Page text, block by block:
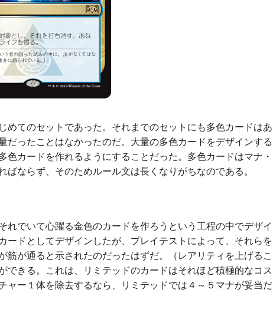
てのセットであった。それまでのセットにも多色カードはあ
だったことはなかったのだ。大量の多色カードをデザインする
カードを作れるようにすることだった。多色カードはマナ・
ならず、そのためルール文は長くなりがちなのである。
れでいて心躍る金色のカードを作ろうという工程の中でデザイ
ードとしてデザインしたが、プレイテストによって、それらを
が通ると示されたのだったはずだ。（レアリティを上げるこ
できる。これは、リミテッドのカードはそれほど積極的なコス
ャー１体を除去するなら、リミテッドでは４～５マナが妥当だ